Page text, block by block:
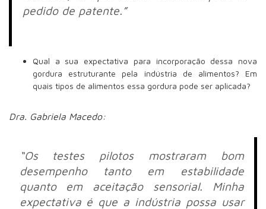
pedido de patente.”
Qual a sua expectativa para incorporação dessa nova
gordura estruturante pela indústria de alimentos? Em
quais tipos de alimentos essa gordura pode ser aplicada?
Dra. Gabriela Macedo:
“Os testes pilotos mostraram bom
desempenho tanto em estabilidade
quanto em aceitação sensorial. Minha
expectativa é que a indústria possa usar